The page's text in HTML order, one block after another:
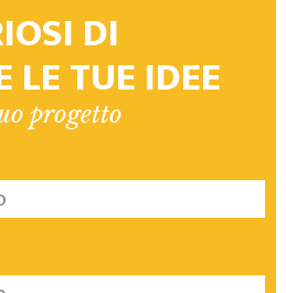
DI
LE TUE IDEE
progetto